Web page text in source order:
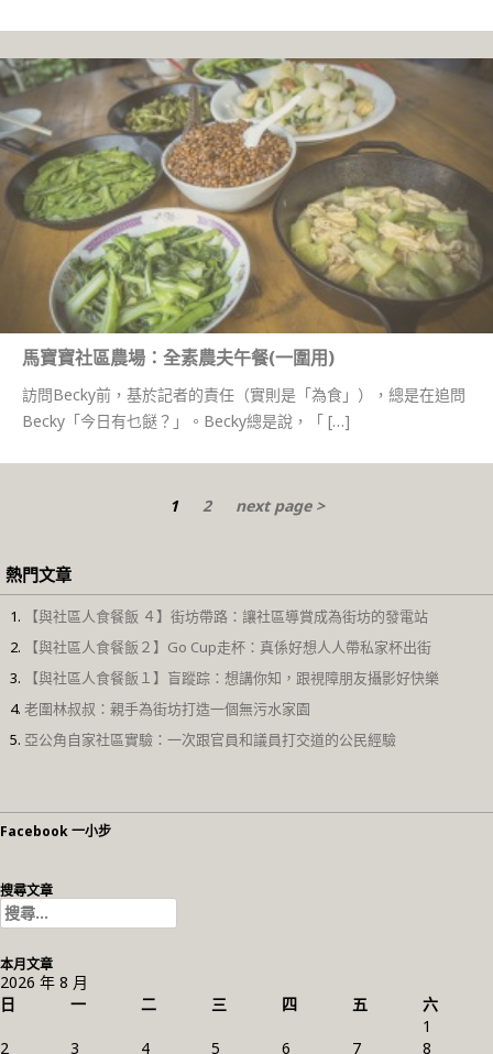
馬寶寶社區農場：全素農夫午餐(一圍用)
訪問Becky前，基於記者的責任（實則是「為食」），總是在追問
Becky「今日有乜餸？」。Becky總是說，「 […]
1 2 next page >
熱門文章
【與社區人食餐飯 ４】街坊帶路：讓社區導賞成為街坊的發電站
【與社區人食餐飯２】Go Cup走杯：真係好想人人帶私家杯出街
【與社區人食餐飯１】盲蹤踪：想講你知，跟視障朋友攝影好快樂
老圍林叔叔：親手為街坊打造一個無污水家園
亞公角自家社區實驗：一次跟官員和議員打交道的公民經驗
Facebook 一小步
搜尋文章
搜
尋
關
鍵
字:
本月文章
2026 年 8 月
日
一 二 三 四 五
六
1
2
3 4 5 6 7 8